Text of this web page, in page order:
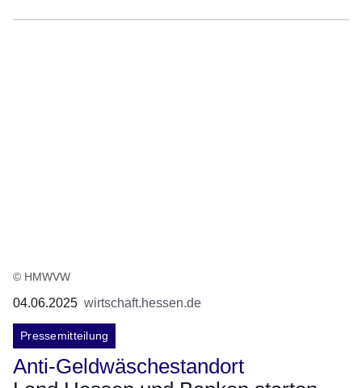
© HMWVW
04.06.2025 wirtschaft.hessen.de
Pressemitteilung
Anti-Geldwäschestandort